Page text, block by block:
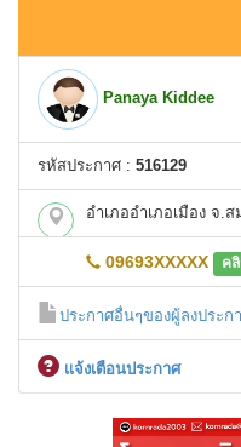
Panaya Kiddee
รหัสประกาศ : 516129
อำเภออำเภอเมือง จ.
09693XXXXX ค
ประกาศอื่นๆของผู้ลงประก
เเจ้งเตือนประกาศ